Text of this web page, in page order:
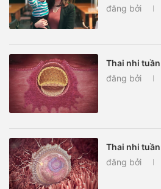
đăng bởi
Thai nhi
đăng bởi
Thai nhi
đăng bởi